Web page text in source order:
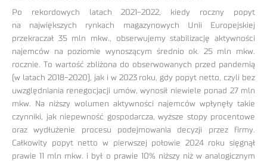
Po rekordowych latach 2021-2022, kiedy roczny popyt
na największych rynkach magazynowych Unii Europejskiej
przekraczał 35 mln mkw., obserwujemy stabilizację aktywności
najemców na poziomie wynoszącym średnio ok. 25 mln mkw.
rocznie. To wartość zbliżona do obserwowanych przed pandemią
(w latach 2018-2020), jak i w 2023 roku, gdy popyt netto, czyli bez
uwzględniania renegocjacji umów, wynosił niewiele ponad 27 mln
mkw. Na niższy wolumen aktywności najemców wpłynęły takie
czynniki, jak niepewność gospodarcza, wyższe stopy procentowe
oraz wydłużenie procesu podejmowania decyzji przez firmy.
Całkowity popyt netto w pierwszej połowie 2024 roku sięgnął
prawie 11 mln mkw. i był o prawie 10% niższy niż w analogicznym